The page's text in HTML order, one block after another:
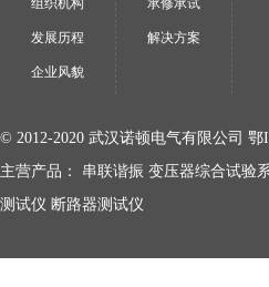
组织机构
发展历程
企业风貌
承修承试
解决方案
© 2012-2020 武汉诺顿电气有限公司 鄂
主营产品： 串联谐振 变压器综合试验
测试仪 断路器测试仪